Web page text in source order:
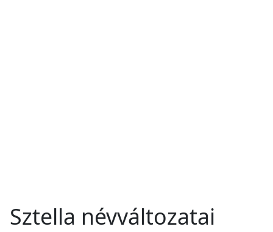
Sztella névváltozatai